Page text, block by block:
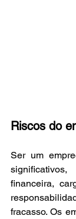
Riscos do
Ser um
financeira,
fracasso. Os